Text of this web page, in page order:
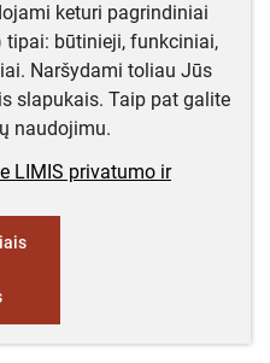
keturi pagrindiniai
tipai: būtinieji, funkciniai,
Naršydami toliau Jūs
slapukais. Taip pat galite
naudojimu.
LIMIS privatumo ir